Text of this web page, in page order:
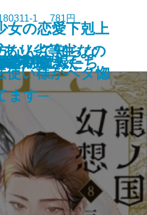
声をきく
年の記録―
剤師
なんて知らな
180311-1 781円
の声
末─
ーの魔人たち
女の恋愛下剋上
り劣等生なの
使い様がベタ惚
ます─